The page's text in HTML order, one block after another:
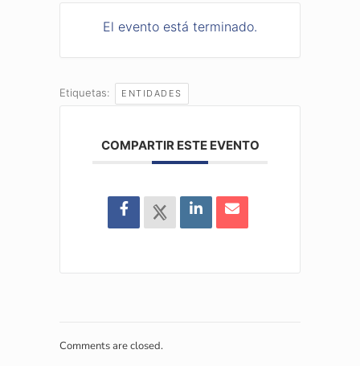
El evento está terminado.
Etiquetas: ENTIDADES
COMPARTIR ESTE EVENTO
Comments are closed.